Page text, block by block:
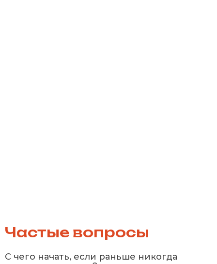
Частые вопросы
С чего начать, если раньше никогда